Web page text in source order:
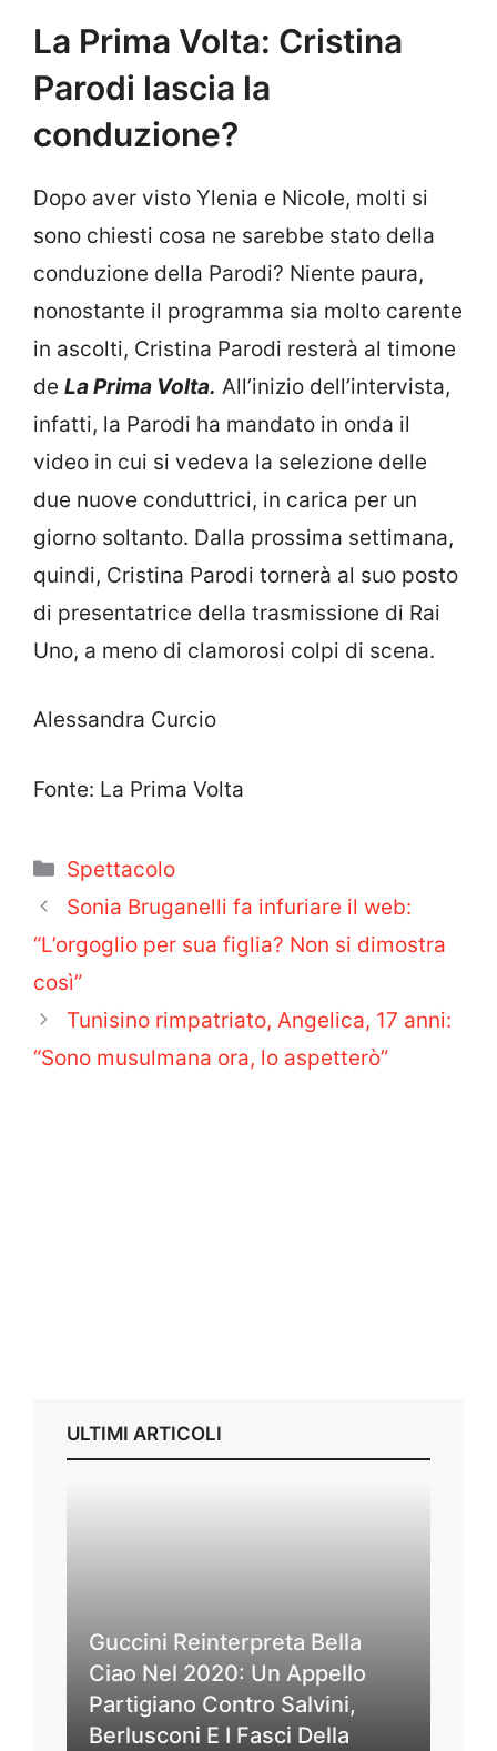
La Prima Volta: Cristina
Parodi lascia la
conduzione?
Dopo aver visto Ylenia e Nicole, molti si
sono chiesti cosa ne sarebbe stato della
conduzione della Parodi? Niente paura,
nonostante il programma sia molto carente
in ascolti, Cristina Parodi resterà al timone
de La Prima Volta. All’inizio dell’intervista,
infatti, la Parodi ha mandato in onda il
video in cui si vedeva la selezione delle
due nuove conduttrici, in carica per un
giorno soltanto. Dalla prossima settimana,
quindi, Cristina Parodi tornerà al suo posto
di presentatrice della trasmissione di Rai
Uno, a meno di clamorosi colpi di scena.
Alessandra Curcio
Fonte: La Prima Volta
Categorie
Spettacolo
Sonia Bruganelli fa infuriare il web:
“L’orgoglio per sua figlia? Non si dimostra
così”
Tunisino rimpatriato, Angelica, 17 anni:
“Sono musulmana ora, lo aspetterò”
ULTIMI ARTICOLI
Guccini Reinterpreta Bella
Ciao Nel 2020: Un Appello
Partigiano Contro Salvini,
Berlusconi E I Fasci Della